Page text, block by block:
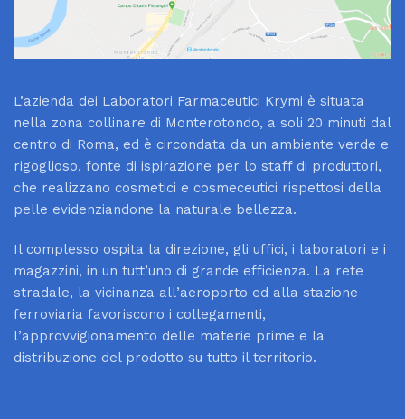
L’azienda dei Laboratori Farmaceutici Krymi è situata
nella zona collinare di Monterotondo, a soli 20 minuti dal
centro di Roma, ed è circondata da un ambiente verde e
rigoglioso, fonte di ispirazione per lo staff di produttori,
che realizzano cosmetici e cosmeceutici rispettosi della
pelle evidenziandone la naturale bellezza.
Il complesso ospita la direzione, gli uffici, i laboratori e i
magazzini, in un tutt’uno di grande efficienza. La rete
stradale, la vicinanza all’aeroporto ed alla stazione
ferroviaria favoriscono i collegamenti,
l’approvvigionamento delle materie prime e la
distribuzione del prodotto su tutto il territorio.